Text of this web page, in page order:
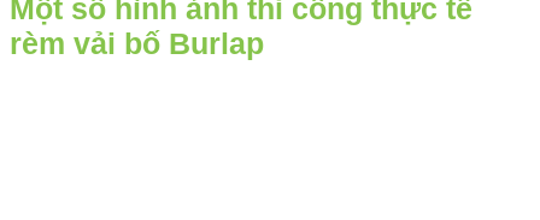
Một số hình ảnh thi công thực tế
rèm vải bố Burlap